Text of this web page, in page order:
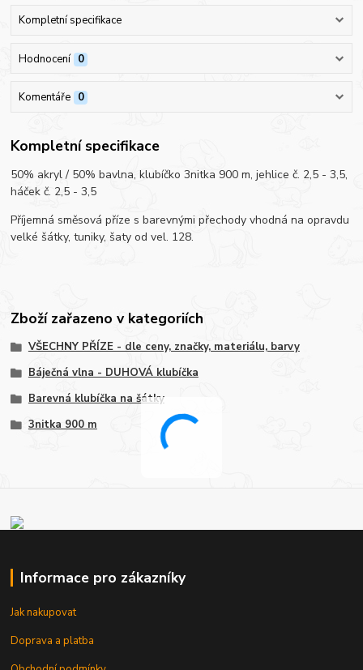
Kompletní specifikace
Hodnocení 0
Komentáře 0
Kompletní specifikace
50% akryl / 50% bavlna, klubíčko 3nitka 900 m, jehlice č. 2,5 - 3,5,
háček č. 2,5 - 3,5
Příjemná směsová příze s barevnými přechody vhodná na opravdu
velké šátky, tuniky, šaty od vel. 128.
Zboží zařazeno v kategoriích
VŠECHNY PŘÍZE - dle ceny, značky, materiálu, barvy
Báječná vlna - DUHOVÁ klubíčka
Barevná klubíčka na šátky
3nitka 900 m
Informace pro zákazníky
Jak nakupovat
Doprava a platba